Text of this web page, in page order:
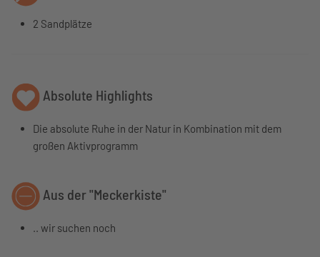
2 Sandplätze
Absolute Highlights
Die absolute Ruhe in der Natur in Kombination mit dem
großen Aktivprogramm
Aus der "Meckerkiste"
.. wir suchen noch